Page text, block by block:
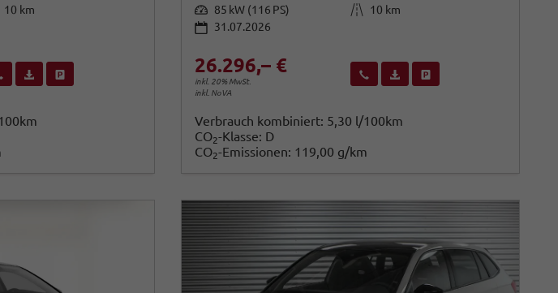
10 km
Wir rufen Sie anFahrzeugexposé (PDF)
Leistung 85 kW (116 PS) Kilometerstand
10 km
31.07.2026
26.296,– €
inkl. 20% MwSt.
inkl. NoVA
Wir rufen Sie anFahrzeugexposé (PDF)
Fahrzeug parken
Verbrauch kombiniert: 5,30 l/100km
CO2-Klasse: D
CO2-Emissionen: 119,00 g/km